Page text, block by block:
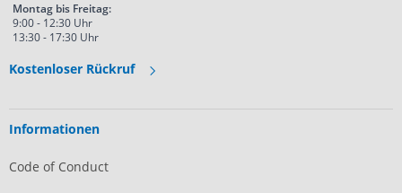
Montag bis Freitag:
9:00 - 12:30 Uhr
13:30 - 17:30 Uhr
Kostenloser Rückruf
Informationen
Code of Conduct